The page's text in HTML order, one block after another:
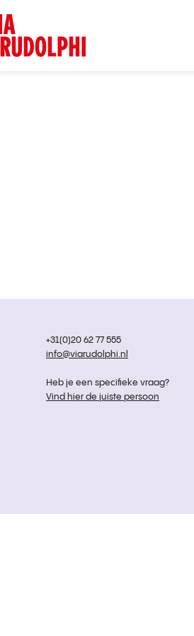
+31(0)20 62 77 555
info@viarudolphi.nl
Heb je een specifieke vraag?
Vind hier de juiste persoon